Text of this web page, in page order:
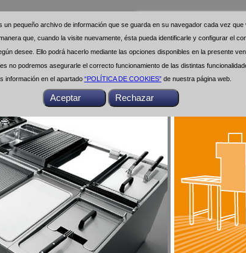
un pequeño archivo de información que se guarda en su navegador cada vez que
que, cuando la visite nuevamente, ésta pueda identificarle y configurar el
desee. Ello podrá hacerlo mediante las opciones disponibles en la presente
no podremos asegurarle el correcto funcionamiento de las distintas
información en el apartado “POLÍTICA DE COOKIES”de nuestra página web.
un pequeño archivo de información que se guarda en su navegador cada vez que
que, cuando la visite nuevamente, ésta pueda identificarle y configurar el
desee. Ello podrá hacerlo mediante las opciones disponibles en la presente
no podremos asegurarle el correcto funcionamiento de las distintas
información en el apartado “POLÍTICA DE COOKIES”de nuestra página web.
Buscar